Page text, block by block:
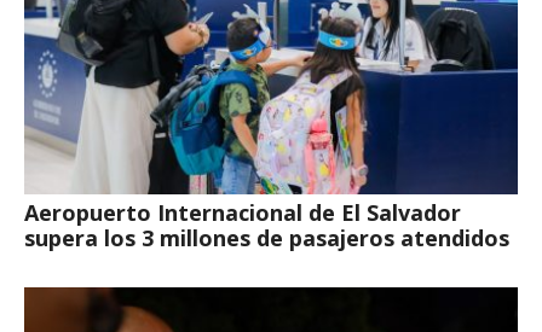
Aeropuerto Internacional de El Salvador
supera los 3 millones de pasajeros atendidos